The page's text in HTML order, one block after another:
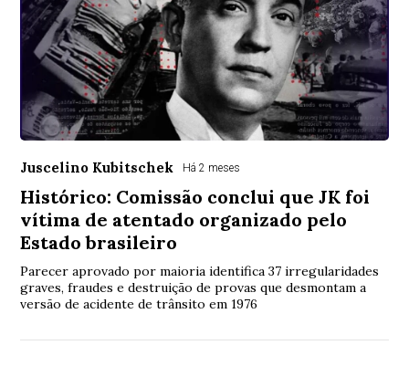
Juscelino Kubitschek Há 2 meses
Histórico: Comissão conclui que JK foi
vítima de atentado organizado pelo
Estado brasileiro
Parecer aprovado por maioria identifica 37 irregularidades
graves, fraudes e destruição de provas que desmontam a
versão de acidente de trânsito em 1976